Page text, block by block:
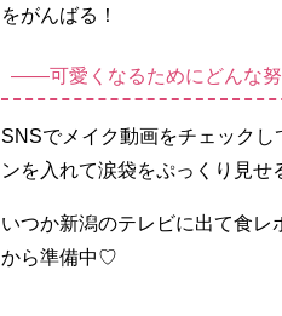
をがんばる！
――可愛くなるためにどんな努
SNSでメイク動画をチェック
ンを入れて涙袋をぷっくり見
いつか新潟のテレビに出て食レ
から準備中♡